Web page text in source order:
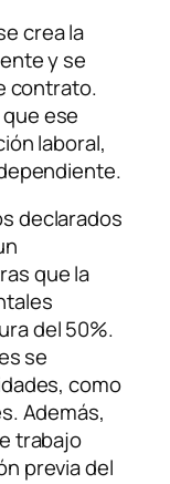
crea la
y se
contrato.
ese
laboral,
declarados
que la
del 50%.
se
como
Además,
trabajo
previa del